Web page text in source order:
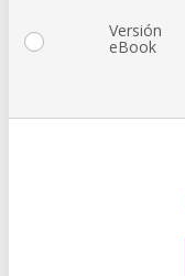
Versión
eBook